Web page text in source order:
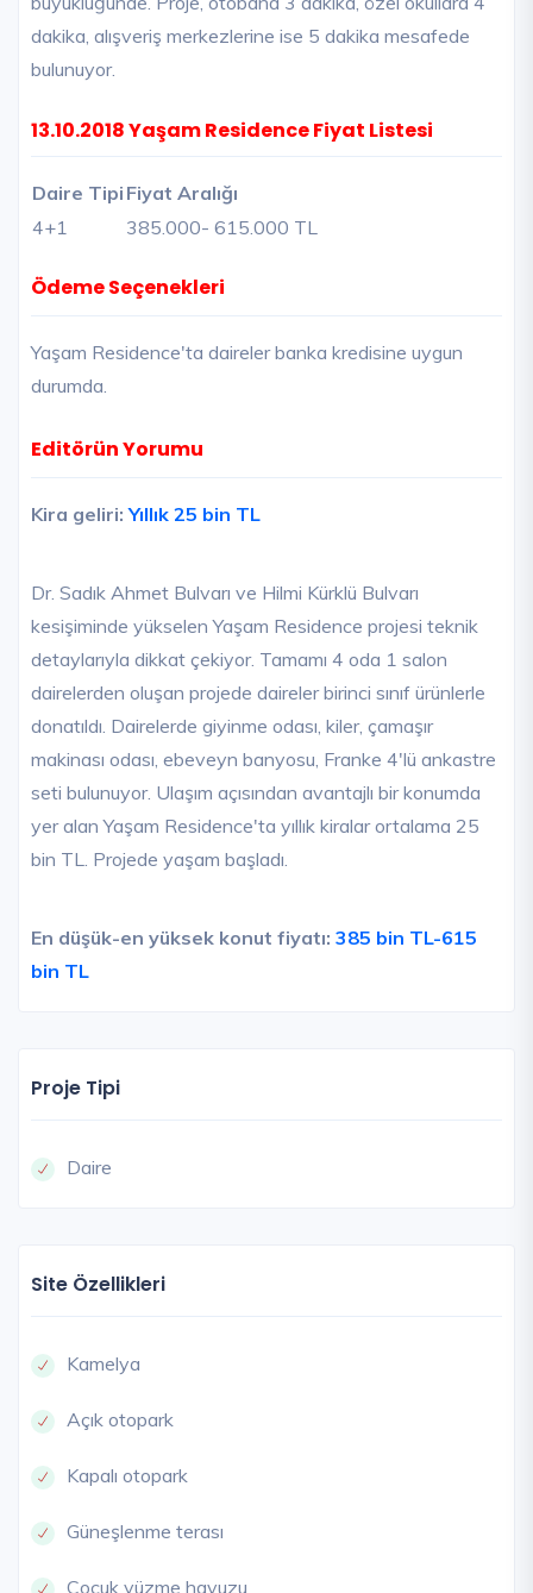
dakika, alışveriş merkezlerine ise 5 dakika mesafede
bulunuyor.
13.10.2018 Yaşam Residence Fiyat Listesi
Daire Tipi Fiyat Aralığı
4+1
385.000- 615.000 TL
Ödeme Seçenekleri
Yaşam Residence'ta daireler banka kredisine uygun
durumda.
Editörün Yorumu
Kira geliri:Yıllık 25 bin TL
Dr. Sadık Ahmet Bulvarı ve Hilmi Kürklü Bulvarı
kesişiminde yükselen Yaşam Residence projesi teknik
detaylarıyla dikkat çekiyor. Tamamı 4 oda 1 salon
dairelerden oluşan projede daireler birinci sınıf ürünlerle
donatıldı. Dairelerde giyinme odası, kiler, çamaşır
makinası odası, ebeveyn banyosu, Franke 4'lü ankastre
seti bulunuyor. Ulaşım açısından avantajlı bir konumda
yer alan Yaşam Residence'ta yıllık kiralar ortalama 25
bin TL. Projede yaşam başladı.
En düşük-en yüksek konut fiyatı: 385 bin TL-615
bin TL
Proje Tipi
Daire
Site Özellikleri
Kamelya
Açık otopark
Kapalı otopark
Güneşlenme terası
Çocuk yüzme havuzu